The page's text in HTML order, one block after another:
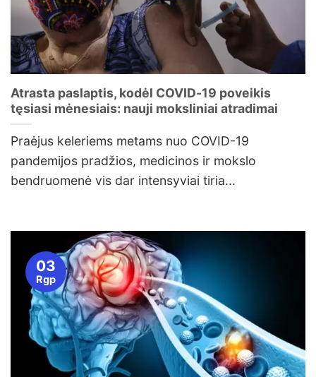
Atrasta paslaptis, kodėl COVID-19 poveikis
tęsiasi mėnesiais: nauji moksliniai atradimai
Praėjus keleriems metams nuo COVID-19
pandemijos pradžios, medicinos ir mokslo
bendruomenė vis dar intensyviai tiria...
03
Rgp